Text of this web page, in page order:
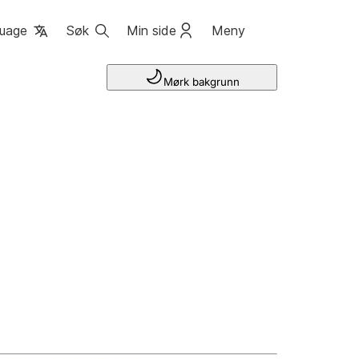
Søk Min side Meny
Mørk bakgrunn